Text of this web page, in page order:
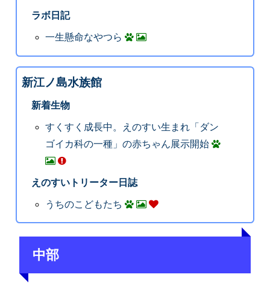
ラボ日記
一生懸命なやつら
新江ノ島水族館
新着生物
すくすく成長中。えのすい生まれ「ダン
ゴイカ科の一種」の赤ちゃん展示開始
えのすいトリーター日誌
うちのこどもたち
中部